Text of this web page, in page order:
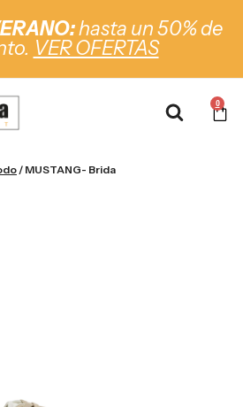
hasta un 50% de
VER OFERTAS
0
/ MUSTANG- Brida